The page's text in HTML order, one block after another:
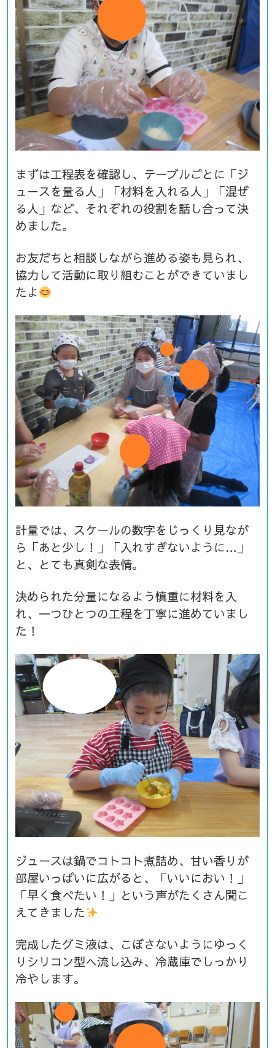
まずは工程表を確認し、テーブルごとに「ジ
ュースを量る人」「材料を入れる人」「混ぜ
る人」など、それぞれの役割を話し合って決
めました。
お友だちと相談しながら進める姿も見られ、
協力して活動に取り組むことができていまし
たよ
計量では、スケールの数字をじっくり見なが
ら「あと少し！」「入れすぎないように…」
と、とても真剣な表情。
決められた分量になるよう慎重に材料を入
れ、一つひとつの工程を丁寧に進めていまし
た！
ジュースは鍋でコトコト煮詰め、甘い香りが
部屋いっぱいに広がると、「いいにおい！」
「早く食べたい！」という声がたくさん聞こ
えてきました
完成したグミ液は、こぼさないようにゆっく
りシリコン型へ流し込み、冷蔵庫でしっかり
冷やします。